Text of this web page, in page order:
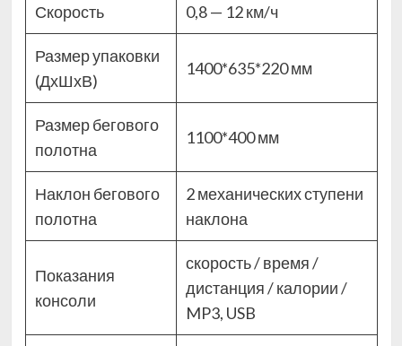
Скорость 0,8 — 12 км/ч
Размер упаковки
(ДхШхВ)
1400*635*220 мм
Размер бегового
полотна
1100*400 мм
Наклон бегового
полотна
2 механических ступени
наклона
Показания
консоли
скорость / время /
дистанция / калории /
MP3, USB